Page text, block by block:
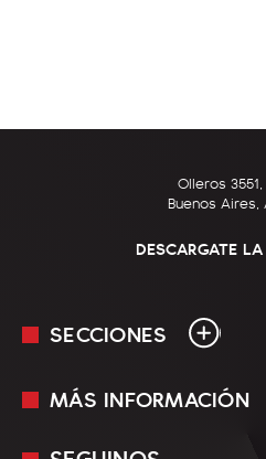
Olleros 3551,
Buenos Aires,
DESCARGATE
SECCIONES
En Vivo
MÁS INFORMACIÓN